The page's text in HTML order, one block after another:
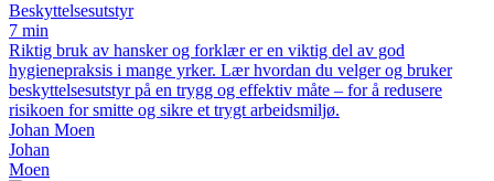
Beskyttelsesutstyr
7 min
Riktig bruk av hansker og forklær er en viktig del av god
hygienepraksis i mange yrker. Lær hvordan du velger og bruker
beskyttelsesutstyr på en trygg og effektiv måte – for å redusere
risikoen for smitte og sikre et trygt arbeidsmiljø.
Johan Moen
Johan
Moen